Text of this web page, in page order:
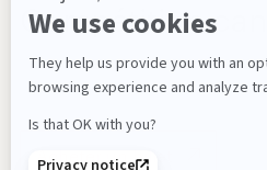
S'inscrire à
Compétition
2026-05-13 - 18h00
74
Salle de projection principale
Acheter un billet